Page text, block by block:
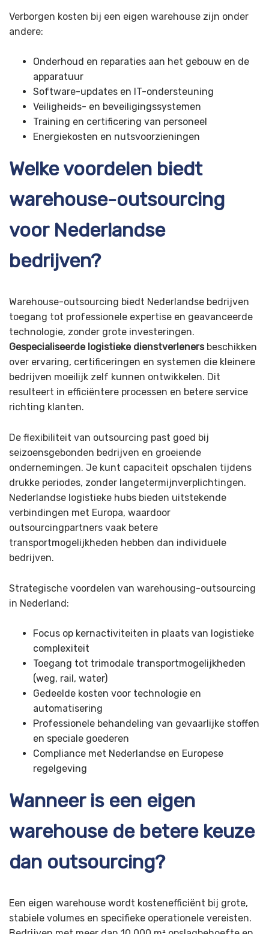
Verborgen kosten bij een eigen warehouse zijn onder
andere:
Onderhoud en reparaties aan het gebouw en de
apparatuur
Software-updates en IT-ondersteuning
Veiligheids- en beveiligingssystemen
Training en certificering van personeel
Energiekosten en nutsvoorzieningen
Welke voordelen biedt
warehouse-outsourcing
voor Nederlandse
bedrijven?
Warehouse-outsourcing biedt Nederlandse bedrijven
toegang tot professionele expertise en geavanceerde
technologie, zonder grote investeringen.
Gespecialiseerde logistieke dienstverlenersbeschikken
over ervaring, certificeringen en systemen die kleinere
bedrijven moeilijk zelf kunnen ontwikkelen. Dit
resulteert in efficiëntere processen en betere service
richting klanten.
De flexibiliteit van outsourcing past goed bij
seizoensgebonden bedrijven en groeiende
ondernemingen. Je kunt capaciteit opschalen tijdens
drukke periodes, zonder langetermijnverplichtingen.
Nederlandse logistieke hubs bieden uitstekende
verbindingen met Europa, waardoor
outsourcingpartners vaak betere
transportmogelijkheden hebben dan individuele
bedrijven.
Strategische voordelen van warehousing-outsourcing
in Nederland:
Focus op kernactiviteiten in plaats van logistieke
complexiteit
Toegang tot trimodale transportmogelijkheden
(weg, rail, water)
Gedeelde kosten voor technologie en
automatisering
Professionele behandeling van gevaarlijke stoffen
en speciale goederen
Compliance met Nederlandse en Europese
regelgeving
Wanneer is een eigen
warehouse de betere keuze
dan outsourcing?
Een eigen warehouse wordt kostenefficiënt bij grote,
stabiele volumes en specifieke operationele vereisten.